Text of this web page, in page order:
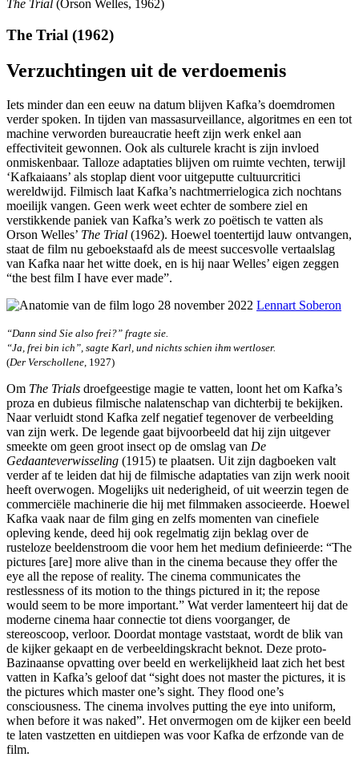
The Trial (Orson Welles, 1962)
The Trial (1962)
Verzuchtingen uit de verdoemenis
Iets minder dan een eeuw na datum blijven Kafka’s doemdromen
verder spoken. In tijden van massasurveillance, algoritmes en een tot
machine verworden bureaucratie heeft zijn werk enkel aan
effectiviteit gewonnen. Ook als culturele kracht is zijn invloed
onmiskenbaar. Talloze adaptaties blijven om ruimte vechten, terwijl
‘Kafkaiaans’ als stoplap dient voor uitgeputte cultuurcritici
wereldwijd. Filmisch laat Kafka’s nachtmerrielogica zich nochtans
moeilijk vangen. Geen werk weet echter de sombere ziel en
verstikkende paniek van Kafka’s werk zo poëtisch te vatten als
Orson Welles’ The Trial (1962). Hoewel toentertijd lauw ontvangen,
staat de film nu geboekstaafd als de meest succesvolle vertaalslag
van Kafka naar het witte doek, en is hij naar Welles’ eigen zeggen
“the best film I have ever made”.
28 november 2022 Lennart Soberon
“Dann sind Sie also frei?” fragte sie.
“Ja, frei bin ich”, sagte Karl, und nichts schien ihm wertloser.
(Der Verschollene , 1927)
Om The Trials droefgeestige magie te vatten, loont het om Kafka’s
proza en dubieus filmische nalatenschap van dichterbij te bekijken.
Naar verluidt stond Kafka zelf negatief tegenover de verbeelding
van zijn werk. De legende gaat bijvoorbeeld dat hij zijn uitgever
smeekte om geen groot insect op de omslag van De
Gedaanteverwisseling (1915) te plaatsen. Uit zijn dagboeken valt
verder af te leiden dat hij de filmische adaptaties van zijn werk nooit
heeft overwogen. Mogelijks uit nederigheid, of uit weerzin tegen de
commerciële machinerie die hij met filmmaken associeerde. Hoewel
Kafka vaak naar de film ging en zelfs momenten van cinefiele
opleving kende, deed hij ook regelmatig zijn beklag over de
rusteloze beeldenstroom die voor hem het medium definieerde: “The
pictures [are] more alive than in the cinema because they offer the
eye all the repose of reality. The cinema communicates the
restlessness of its motion to the things pictured in it; the repose
would seem to be more important.” Wat verder lamenteert hij dat de
moderne cinema haar connectie tot diens voorganger, de
stereoscoop, verloor. Doordat montage vaststaat, wordt de blik van
de kijker gekaapt en de verbeeldingskracht beknot. Deze proto-
Bazinaanse opvatting over beeld en werkelijkheid laat zich het best
vatten in Kafka’s geloof dat “sight does not master the pictures, it is
the pictures which master one’s sight. They flood one’s
consciousness. The cinema involves putting the eye into uniform,
when before it was naked”. Het onvermogen om de kijker een beeld
te laten vastzetten en uitdiepen was voor Kafka de erfzonde van de
film.